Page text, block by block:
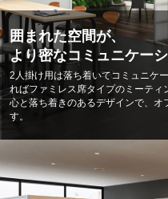
囲まれた空間が、
より密なコミュニケー
2人掛け用は落ち着いてコミュニケ
ればファミレス席タイプのミーテ
心と落ち着きのあるデザインで、オ
す。